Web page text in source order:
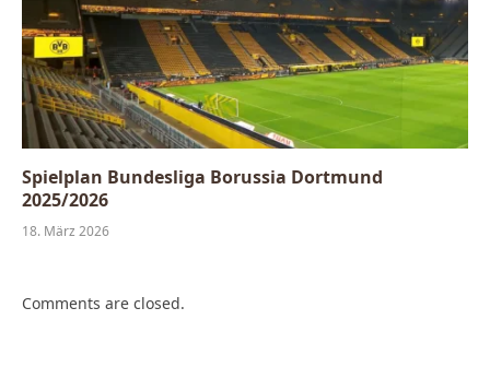
Spielplan Bundesliga Borussia Dortmund
2025/2026
18. März 2026
Comments are closed.